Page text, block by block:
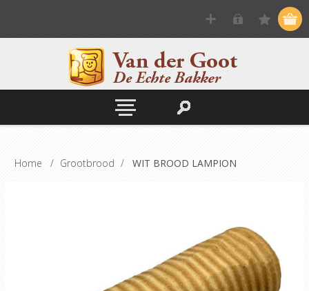
Home / Grootbrood / WIT BROOD LAMPION